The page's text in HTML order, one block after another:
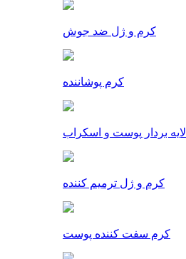
کرم و ژل ضد جوش
کرم پوشاننده
لایه بردار پوست و اسکراب
کرم و ژل ترمیم کننده
کرم سفت کننده پوست